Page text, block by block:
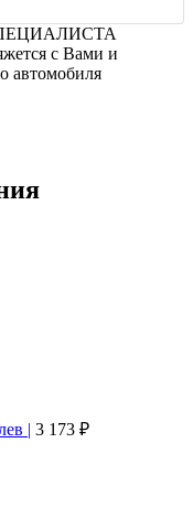
с Вами и
автомобиля
| 3 173 ₽